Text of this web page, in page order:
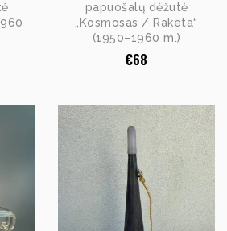
papuošalų dėžutė
„Kosmosas / Raketa“
(1950–1960 m.)
€68